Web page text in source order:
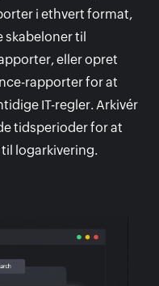
i ethvert format,
skabeloner til
eller opret
rapporter for at
IT-regler. Arkivér
tidsperioder for at
logarkivering.